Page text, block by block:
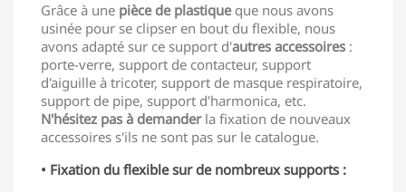
Grâce à une pièce de plastiqueque nous avons
usinée pour se clipser en bout du flexible, nous
avons adapté sur ce support d'autres accessoires :
porte-verre, support de contacteur, support
d'aiguille à tricoter, support de masque respiratoire,
support de pipe, support d'harmonica, etc.
N'hésitez pas à demanderla fixation de nouveaux
accessoires s'ils ne sont pas sur le catalogue.
• Fixation du flexible sur de nombreux supports :